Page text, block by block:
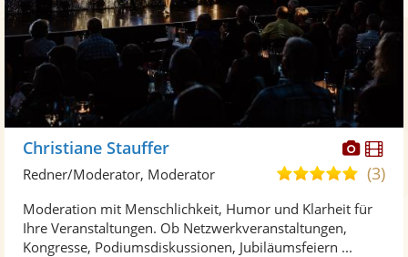
Fotos
Christiane Stauffer
5,0
5
(3)
Redner/Moderator, Moderator
Moderation mit Menschlichkeit, Humor und Klarheit für
Ihre Veranstaltungen. Ob Netzwerkveranstaltungen,
Kongresse, Podiumsdiskussionen, Jubiläumsfeiern ...